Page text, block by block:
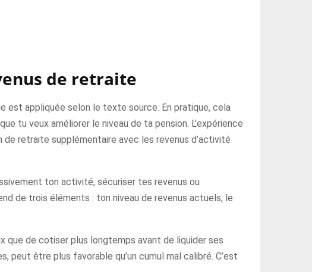
de retraite
est appliquée selon le texte source. En pratique, cela
tu veux améliorer le niveau de ta pension. L’expérience
retraite supplémentaire avec les revenus d’activité
ton activité, sécuriser tes revenus ou
de trois éléments : ton niveau de revenus actuels, le
de cotiser plus longtemps avant de liquider ses
être plus favorable qu’un cumul mal calibré. C’est